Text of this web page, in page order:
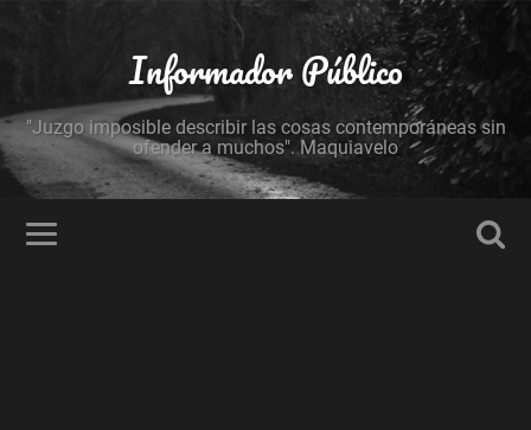
Informador Público
"Juzgo imposible describir las cosas contemporáneas sin
ofender a muchos". Maquiavelo